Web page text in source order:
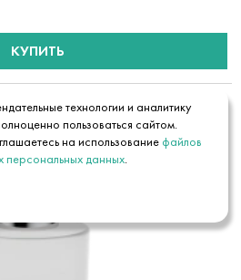
технологии и аналитику
пользоваться сайтом.
на использование файлов
персональных данных.
КУПИТЬ